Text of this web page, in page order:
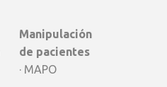
Manipulación
de pacientes
· MAPO